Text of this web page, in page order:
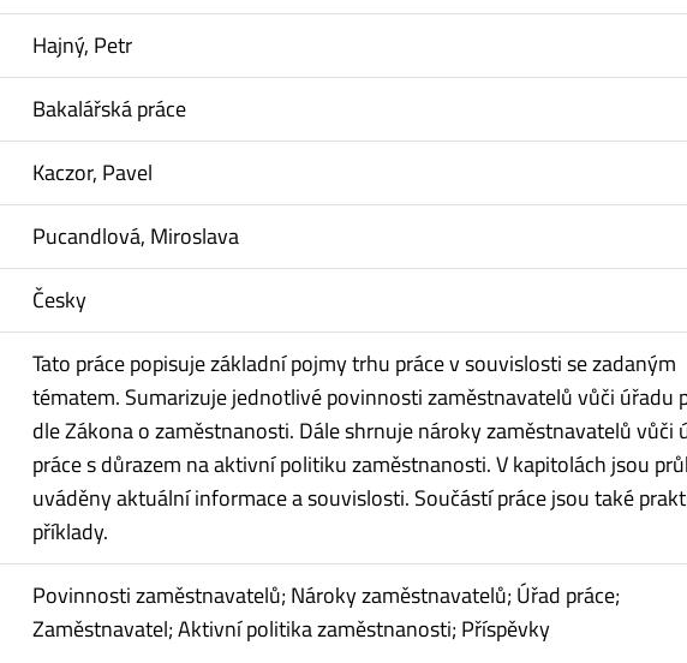
Hajný, Petr
Bakalářská práce
Kaczor, Pavel
Pucandlová, Miroslava
Česky
Tato práce popisuje základní pojmy trhu práce v souvislosti se zadaným
tématem. Sumarizuje jednotlivé povinnosti zaměstnavatelů vůči úřadu
dle Zákona o zaměstnanosti. Dále shrnuje nároky zaměstnavatelů vůči
práce s důrazem na aktivní politiku zaměstnanosti. V kapitolách jsou
uváděny aktuální informace a souvislosti. Součástí práce jsou také
příklady.
Povinnosti zaměstnavatelů; Nároky zaměstnavatelů; Úřad práce;
Zaměstnavatel; Aktivní politika zaměstnanosti; Příspěvky